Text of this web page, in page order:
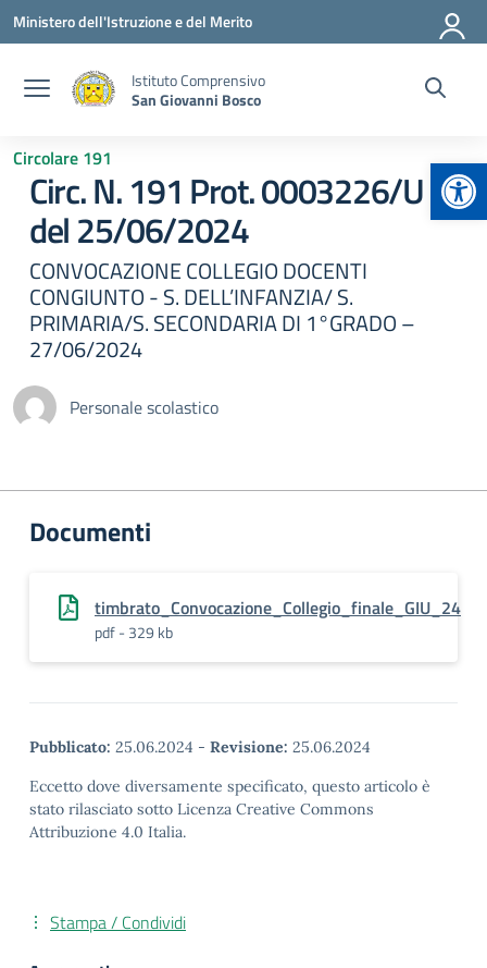
Vai ai contenuti
Vai al menu di navigazione
Vai al footer
Ministero dell'Istruzione e del Merito
Istituto Comprensivo
San Giovanni Bosco
Circolare 191
Circ. N. 191 Prot. 0003226/U
del 25/06/2024
CONVOCAZIONE COLLEGIO DOCENTI
CONGIUNTO - S. DELL’INFANZIA/ S.
PRIMARIA/S. SECONDARIA DI 1°GRADO –
27/06/2024
Personale scolastico
Documenti
timbrato_Convocazione_Collegio_finale_GIU_24
pdf - 329 kb
Pubblicato: 25.06.2024 - Revisione: 25.06.2024
Eccetto dove diversamente specificato, questo articolo è
stato rilasciato sotto Licenza Creative Commons
Attribuzione 4.0 Italia.
Stampa / Condividi